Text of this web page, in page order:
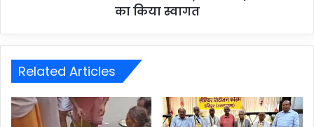
का किया स्वागत
Related Articles